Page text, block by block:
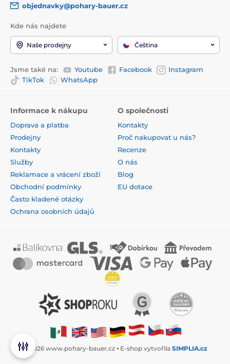
objednavky@pohary-bauer.cz
Kde nás najdete
Naše prodejny Čeština
Jsme také na: Youtube Facebook
Instagram
TikTok
WhatsApp
Informace k nákupu
Doprava a platba
Prodejny
Kontakty
Služby
Reklamace a vrácení zboží
Obchodní podmínky
Často kladené otázky
Ochrana osobních údajů
O společnosti
Kontakty
Proč nakupovat u nás?
Recenze
O nás
Blog
EU dotace
© 2026 www.pohary-bauer.cz ⦁ E-shop vytvořila SIMPLIA.cz